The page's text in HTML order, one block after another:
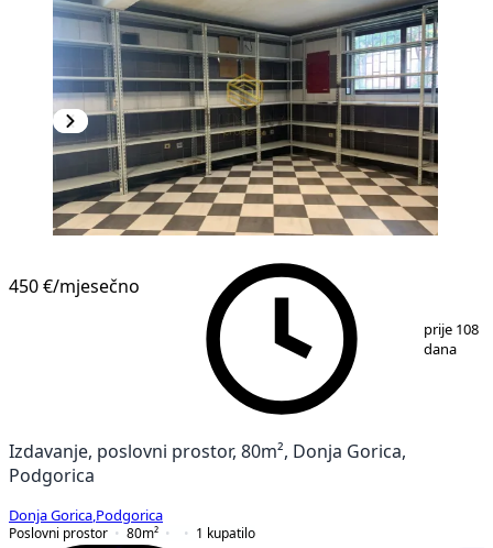
450 €/mjesečno
prije 108
dana
Izdavanje, poslovni prostor, 80m², Donja Gorica,
Podgorica
Donja Gorica Podgorica
Poslovni prostor
80m² 1 kupatilo